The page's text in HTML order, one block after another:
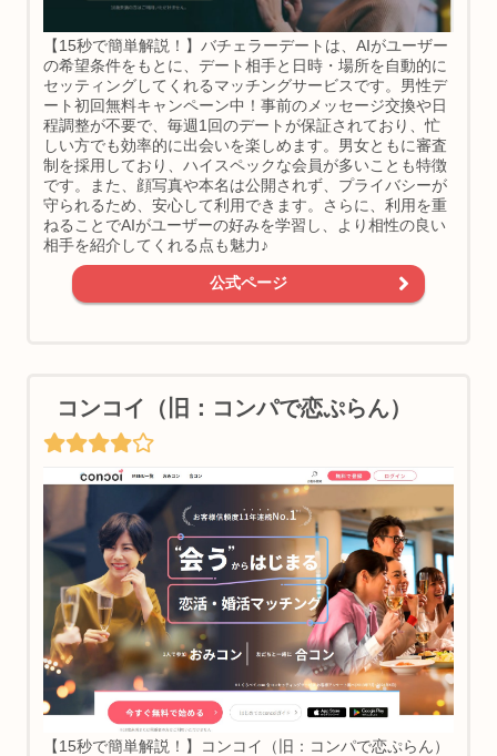
【15秒で簡単解説！】バチェラーデートは、AIがユーザー
の希望条件をもとに、デート相手と日時・場所を自動的に
セッティングしてくれるマッチングサービスです。男性デ
ート初回無料キャンペーン中！事前のメッセージ交換や日
程調整が不要で、毎週1回のデートが保証されており、忙
しい方でも効率的に出会いを楽しめます。男女ともに審査
制を採用しており、ハイスペックな会員が多いことも特徴
です。また、顔写真や本名は公開されず、プライバシーが
守られるため、安心して利用できます。さらに、利用を重
ねることでAIがユーザーの好みを学習し、より相性の良い
相手を紹介してくれる点も魅力♪
公式ページ
コンコイ（旧：コンパで恋ぷらん）
【15秒で簡単解説！】コンコイ（旧：コンパで恋ぷらん）